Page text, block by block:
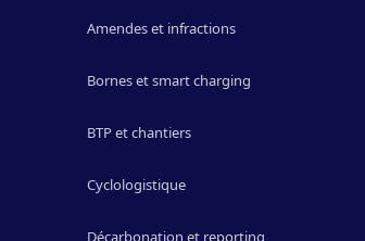
Amendes et infractions
Bornes et smart charging
BTP et chantiers
Cyclologistique
Décarbonation et reporting